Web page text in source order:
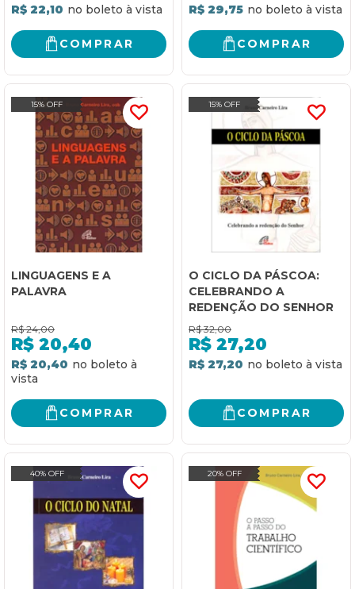
R$ 22,10
COMPRAR
R$ 29,75
COMPRAR
15% OFF
LINGUAGENS E A
PALAVRA
R$ 24,00
R$ 20,40
R$ 20,40
COMPRAR
15% OFF
O CICLO DA PÁSCOA:
CELEBRANDO A
REDENÇÃO DO SENHOR
R$ 32,00
R$ 27,20
R$ 27,20
COMPRAR
40% OFF 20% OFF